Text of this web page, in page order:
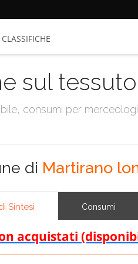
CLASSIFICHE
sul
consumi per
di Martirano
Sintesi Consumi
acquistati